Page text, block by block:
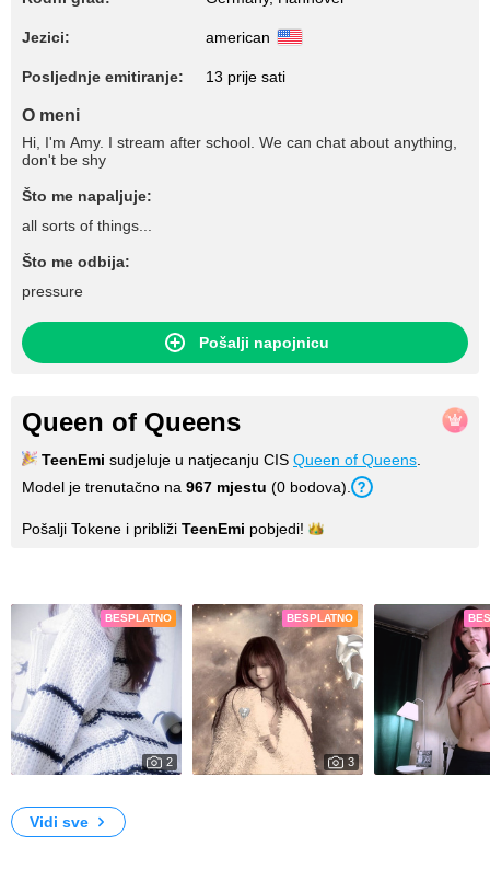
Jezici: american
Posljednje emitiranje: 13 prije sati
O meni
Hi, I'm Amy. I stream after school. We can chat about anything,
don't be shy
Što me napaljuje:
all sorts of things...
Što me odbija:
pressure
Pošalji napojnicu
Queen of Queens
TeenEmi sudjeluje u natjecanju CIS Queen of Queens
Model je trenutačno na 967 mjestu (0 bodova).
Pošalji Tokene i približi TeenEmi pobjedi!
BESPLATNO
2
BESPLATNO
3
Vidi sve